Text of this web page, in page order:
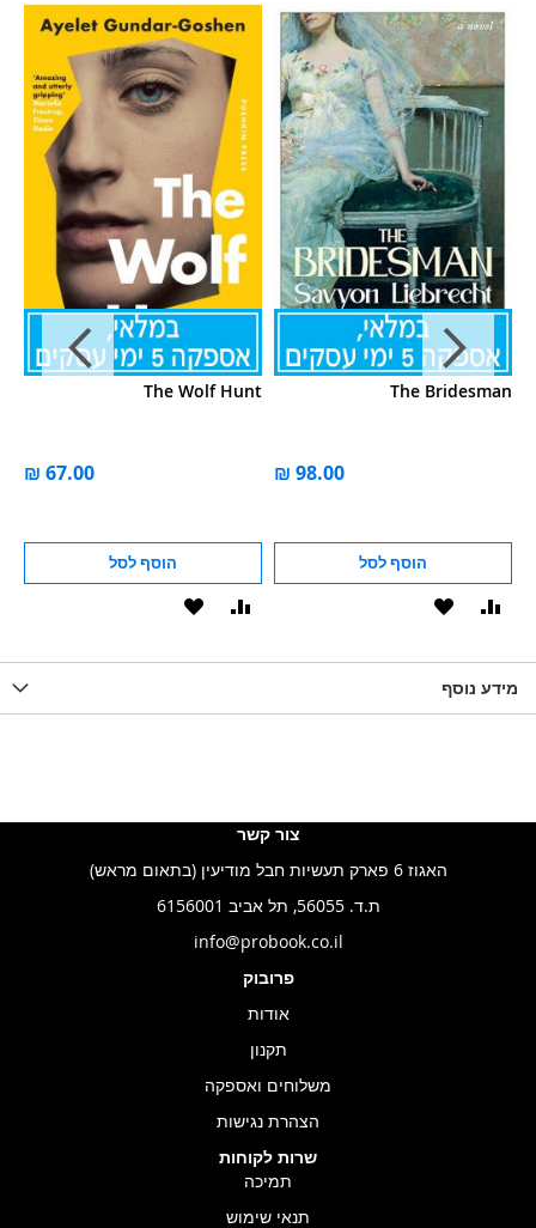
The Wolf Hunt
הוסף לסל
הוסף
The Bridesman
הוסף לסל
הוסף
מידע נוסף
צור קשר
האגוז 6 פארק תעשיות חבל מודיעין (בתאום מראש)
ת.ד. 56055, תל אביב 6156001
info@probook.co.il
פרובוק
אודות
תקנון
משלוחים ואספקה
הצהרת נגישות
שרות לקוחות
תמיכה
תנאי שימוש